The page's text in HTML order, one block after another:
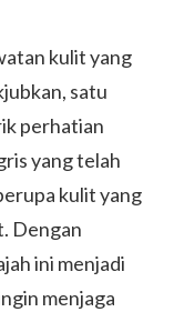
kulit yang
satu
perhatian
yang telah
kulit yang
Dengan
ini menjadi
menjaga